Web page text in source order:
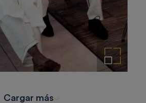
Ampliar imagen
Cargar más